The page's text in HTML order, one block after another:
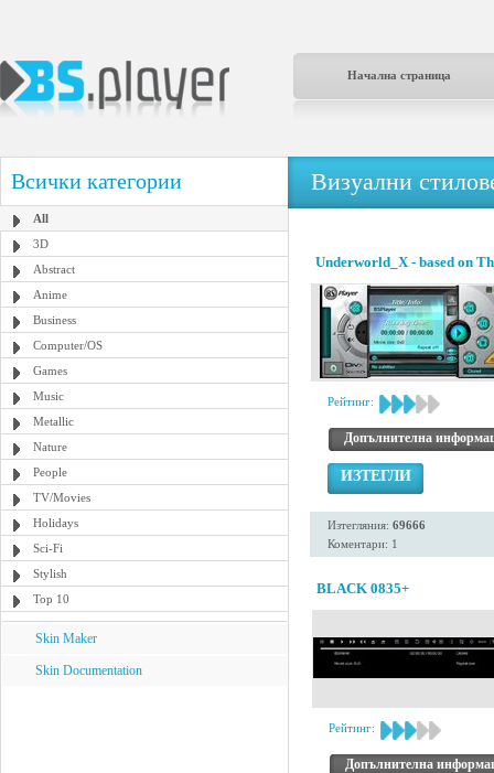
Начална страница
Всички категории
All
3D
Abstract
Anime
Business
Computer/OS
Games
Music
Metallic
Nature
People
TV/Movies
Holidays
Sci-Fi
Stylish
Top 10
Skin Maker
Skin Documentation
Визуални
Underworld_X - based on
Рейтинг:
Допълнителна
ИЗТЕГЛИ
Изтегляния: 69666
Коментари: 1
BLACK 0835+
Рейтинг:
Допълнителна